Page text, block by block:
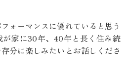
ォーマンスに優れていると思う
が家に30年、40年と長く住み続
分に楽しみたいとお話しくださ